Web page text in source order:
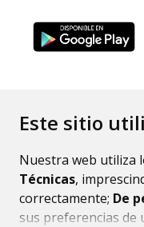
Este sitio
Nuestra web utiliza
Técnicas,
correctamente; De
sus preferencias de